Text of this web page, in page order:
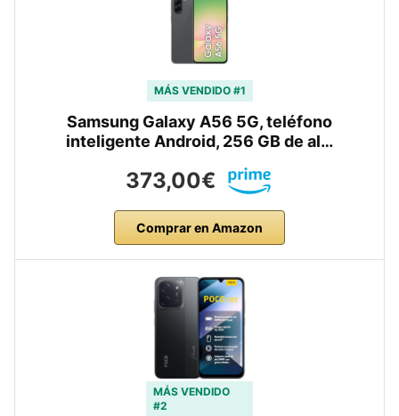
MÁS VENDIDO #1
Samsung Galaxy A56 5G, teléfono
inteligente Android, 256 GB de al…
373,00€
Comprar en Amazon
MÁS VENDIDO
#2